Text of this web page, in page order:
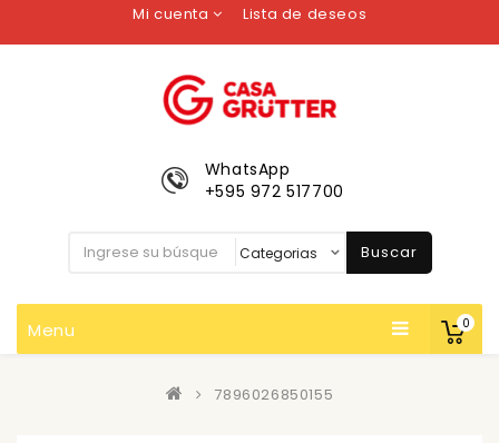
Mi cuenta Lista de deseos
0
WhatsApp
+595 972 517700
Buscar
Menu
7896026850155